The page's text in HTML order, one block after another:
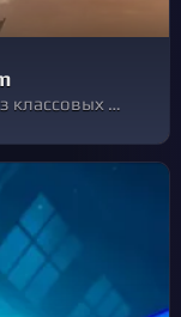
Динамичный hack'n'slash без классовых ограничений. Выберите свой путь по мере повышения уровня и играйте своим персонажем так, как хотите! Исследуйте этот разрушенный и испорченный мир, чтобы раскрыть его древние секреты и скрытые истины.